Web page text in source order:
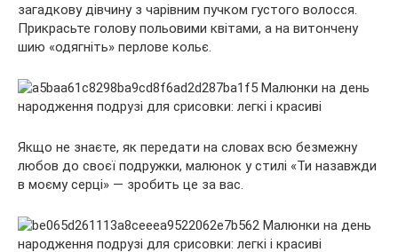
загадкову дівчину з чарівним пучком густого волосся.
Прикрасьте голову польовими квітами, а на витончену
шию «одягніть» перлове кольє.
Якщо не знаєте, як передати на словах всю безмежну
любов до своєї подружки, малюнок у стилі «Ти назавжди
в моєму серці» — зробить це за вас.